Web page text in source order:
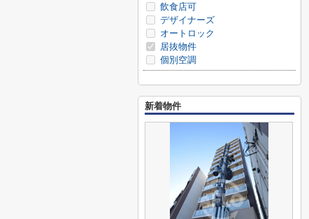
飲食店可
デザイナーズ
オートロック
居抜物件
個別空調
新着物件